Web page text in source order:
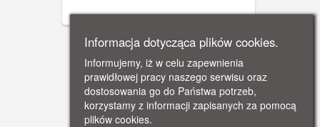
Informacja dotycząca plików cookies.
Informujemy, iż w celu zapewnienia
prawidłowej pracy naszego serwisu oraz
dostosowania go do Państwa potrzeb,
korzystamy z informacji zapisanych za pomocą
plików cookies.